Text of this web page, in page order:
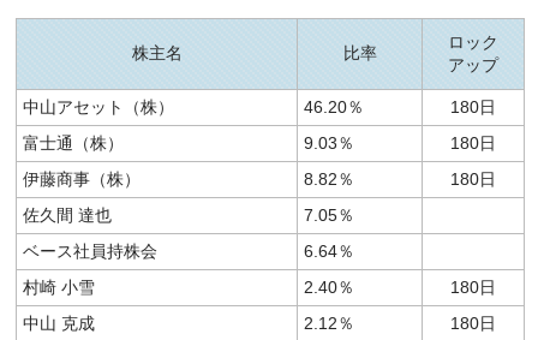
株主名 比率
ロック
アップ
中山アセット（株） 46.20％
180日
富士通（株）
9.03％
180日
伊藤商事（株）
8.82％
180日
佐久間 達也
7.05％
ベース社員持株会
6.64％
村崎 小雪
2.40％
180日
中山 克成
2.12％
180日